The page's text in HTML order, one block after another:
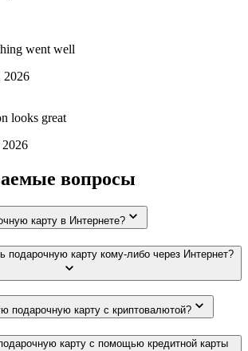
went well
2026
looks great
2026
вопросы
карту в Интернете?
подарочную карту кому-либо через Интернет?
подарочную карту с криптовалютой?
карту с помощью кредитной карты